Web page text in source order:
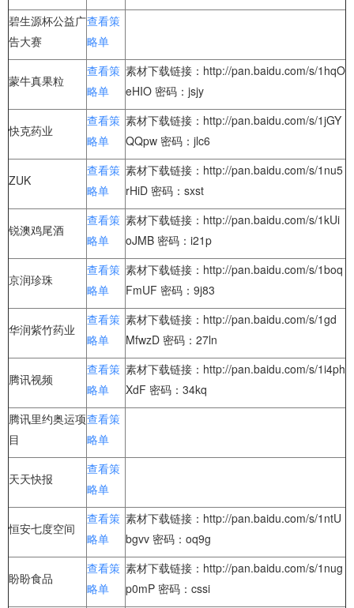
碧生源杯公益广
告大赛
查看策
略单
蒙牛真果粒
查看策
略单
素材下载链接：http://pan.baidu.com/s/1hqO
eHIO 密码：jsjy
快克药业
查看策
略单
素材下载链接：http://pan.baidu.com/s/1jGY
QQpw 密码：jlc6
ZUK
查看策
略单
素材下载链接：http://pan.baidu.com/s/1nu5
rHiD 密码：sxst
锐澳鸡尾酒
查看策
略单
素材下载链接：http://pan.baidu.com/s/1kUi
oJMB 密码：i21p
京润珍珠
查看策
略单
素材下载链接：http://pan.baidu.com/s/1boq
FmUF 密码：9j83
华润紫竹药业
查看策
略单
素材下载链接：http://pan.baidu.com/s/1gd
MfwzD 密码：27ln
腾讯视频
查看策
略单
素材下载链接：http://pan.baidu.com/s/1i4ph
XdF 密码：34kq
腾讯里约奥运项
目
查看策
略单
天天快报
查看策
略单
恒安七度空间
查看策
略单
素材下载链接：http://pan.baidu.com/s/1ntU
bgvv 密码：oq9g
盼盼食品
查看策
略单
素材下载链接：http://pan.baidu.com/s/1nug
p0mP 密码：cssi